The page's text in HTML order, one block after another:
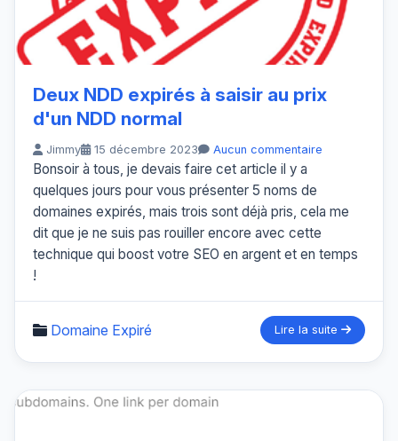
Deux NDD expirés à saisir au prix
d'un NDD normal
Jimmy 15 décembre 2023 Aucun commentaire
Bonsoir à tous, je devais faire cet article il y a
quelques jours pour vous présenter 5 noms de
domaines expirés, mais trois sont déjà pris, cela me
dit que je ne suis pas rouiller encore avec cette
technique qui boost votre SEO en argent et en temps
!
Domaine Expiré Lire la suite